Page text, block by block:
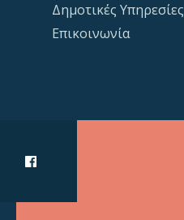
Δημοτικές Υπηρεσίες
Επικοινωνία